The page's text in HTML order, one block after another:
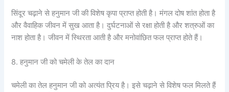
सिंदूर चढ़ाने से हनुमान जी की विशेष कृपा प्राप्त होती है। मंगल दोष शांत होता है
और वैवाहिक जीवन में सुख आता है। दुर्घटनाओं से रक्षा होती है और शत्रुओं का
नाश होता है। जीवन में स्थिरता आती है और मनोवांछित फल प्राप्त होते हैं।
8. हनुमान जी को चमेली के तेल का दान
चमेली का तेल हनुमान जी को अत्यंत प्रिय है। इसे चढ़ाने से विशेष फल मिलते हैं